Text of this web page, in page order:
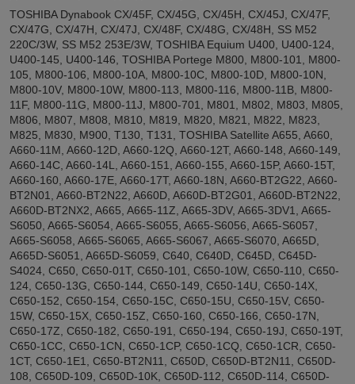
TOSHIBA Dynabook CX/45F, CX/45G, CX/45H, CX/45J, CX/47F,
CX/47G, CX/47H, CX/47J, CX/48F, CX/48G, CX/48H, SS M52
220C/3W, SS M52 253E/3W, TOSHIBA Equium U400, U400-124,
U400-145, U400-146, TOSHIBA Portege M800, M800-101, M800-
105, M800-106, M800-10A, M800-10C, M800-10D, M800-10N,
M800-10V, M800-10W, M800-113, M800-116, M800-11B, M800-
11F, M800-11G, M800-11J, M800-701, M801, M802, M803, M805,
M806, M807, M808, M810, M819, M820, M821, M822, M823,
M825, M830, M900, T130, T131, TOSHIBA Satellite A655, A660,
A660-11M, A660-12D, A660-12Q, A660-12T, A660-148, A660-149,
A660-14C, A660-14L, A660-151, A660-155, A660-15P, A660-15T,
A660-160, A660-17E, A660-17T, A660-18N, A660-BT2G22, A660-
BT2N01, A660-BT2N22, A660D, A660D-BT2G01, A660D-BT2N22,
A660D-BT2NX2, A665, A665-11Z, A665-3DV, A665-3DV1, A665-
S6050, A665-S6054, A665-S6055, A665-S6056, A665-S6057,
A665-S6058, A665-S6065, A665-S6067, A665-S6070, A665D,
A665D-S6051, A665D-S6059, C640, C640D, C645D, C645D-
S4024, C650, C650-01T, C650-101, C650-10W, C650-110, C650-
124, C650-13G, C650-144, C650-149, C650-14U, C650-14X,
C650-152, C650-154, C650-15C, C650-15U, C650-15V, C650-
15W, C650-15X, C650-15Z, C650-160, C650-166, C650-17N,
C650-17Z, C650-182, C650-191, C650-194, C650-19J, C650-19T,
C650-1CC, C650-1CN, C650-1CP, C650-1CQ, C650-1CR, C650-
1CT, C650-1E1, C650-BT2N11, C650D, C650D-BT2N11, C650D-
108, C650D-109, C650D-10K, C650D-112, C650D-114, C650D-